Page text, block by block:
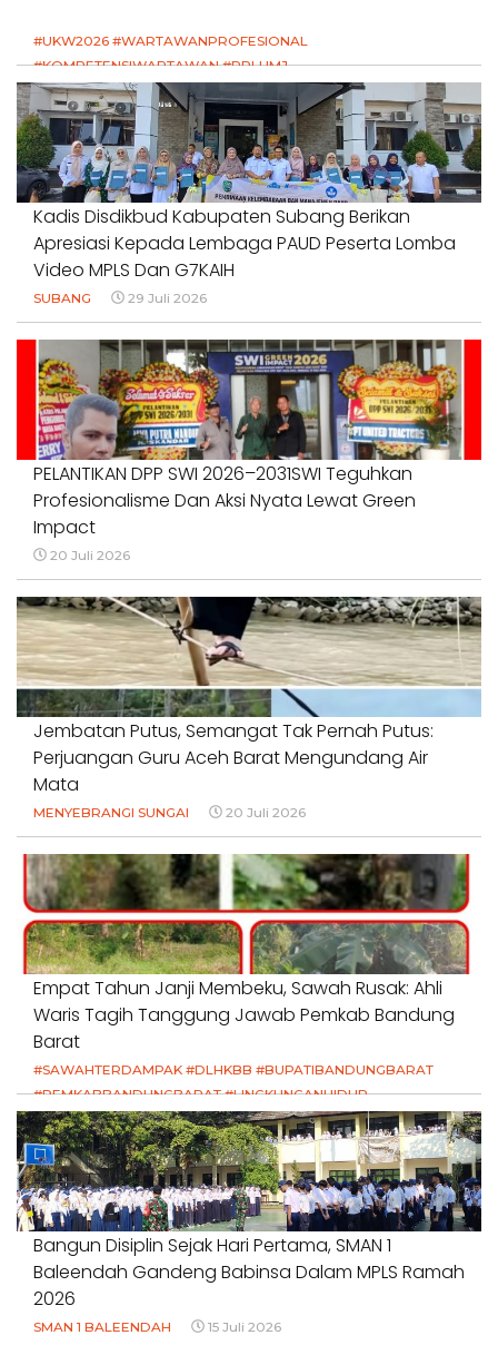
#UKW2026 #WARTAWANPROFESIONAL
#KOMPETENSIWARTAWAN #RPLUMJ
#PENDIDIKANWARTAWAN #SWINASIONAL #SWIJABAR
1 Agustus 2026
Kadis Disdikbud Kabupaten Subang Berikan
Apresiasi Kepada Lembaga PAUD Peserta Lomba
Video MPLS Dan G7KAIH
SUBANG 29 Juli 2026
PELANTIKAN DPP SWI 2026–2031SWI Teguhkan
Profesionalisme Dan Aksi Nyata Lewat Green
Impact
20 Juli 2026
Jembatan Putus, Semangat Tak Pernah Putus:
Perjuangan Guru Aceh Barat Mengundang Air
Mata
MENYEBRANGI SUNGAI 20 Juli 2026
Empat Tahun Janji Membeku, Sawah Rusak: Ahli
Waris Tagih Tanggung Jawab Pemkab Bandung
Barat
#SAWAHTERDAMPAK #DLHKBB #BUPATIBANDUNGBARAT
#PEMKABBANDUNGBARAT #LINGKUNGANHIDUP
#HAKPETANI #KEADILANUNTUKPETANI
#NORMALISASISALURAN #IRIGASIRUSAK
#DUGAANPENCEMARAN #AKUNTABILITASPEMERINTAH
18 Juli 2026
Bangun Disiplin Sejak Hari Pertama, SMAN 1
Baleendah Gandeng Babinsa Dalam MPLS Ramah
2026
SMAN 1 BALEENDAH 15 Juli 2026